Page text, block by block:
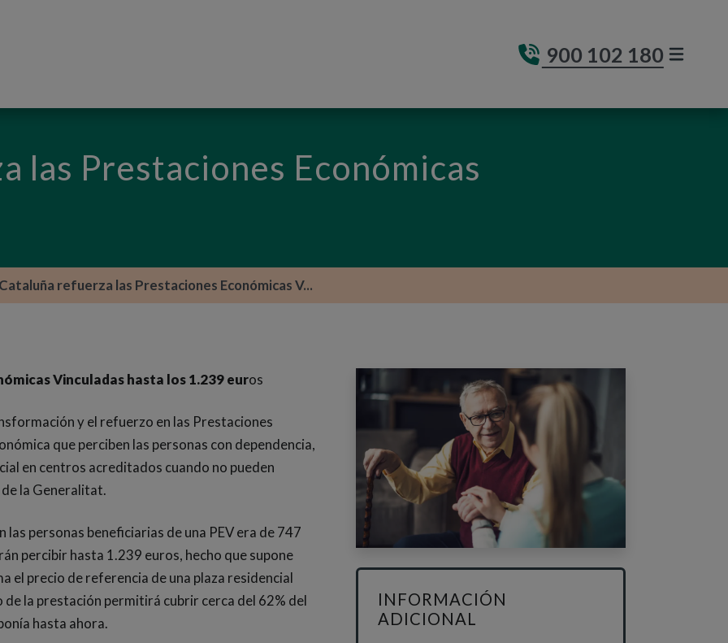
900 102 180
las Prestaciones Económicas
Cataluña refuerza las Prestaciones Económicas V...
Vinculadas hasta los 1.239 euros
y el refuerzo en las Prestaciones
que perciben las personas con dependencia,
en centros acreditados cuando no pueden
de la Generalitat.
personas beneficiarias de una PEV era de 747
percibir hasta 1.239 euros, hecho que supone
el precio de referencia de una plaza residencial
la prestación permitirá cubrir cerca del 62% del
hasta ahora.
INFORMACIÓN
ADICIONAL